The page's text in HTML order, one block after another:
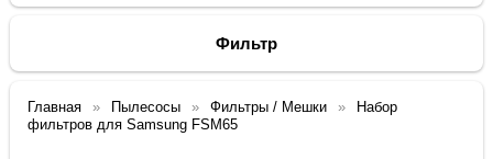
Фильтр
Главная Пылесосы Фильтры / Мешки
Набор
фильтров для Samsung FSM65